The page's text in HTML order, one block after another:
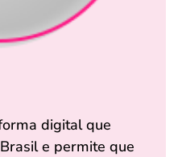
digital que
e permite que